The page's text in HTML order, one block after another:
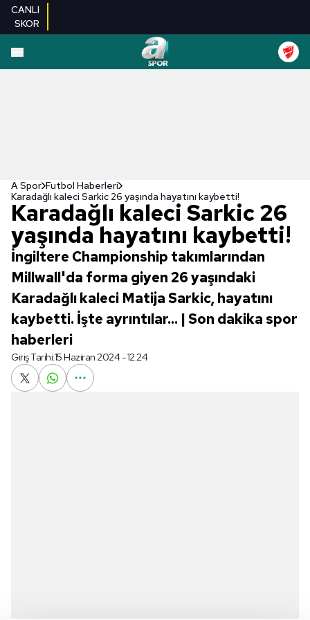
CANLI
SKOR
A Spor Futbol Haberleri
Karadağlı kaleci Sarkic 26 yaşında hayatını kaybetti!
Karadağlı kaleci Sarkic 26
yaşında hayatını kaybetti!
İngiltere Championship takımlarından
Millwall'da forma giyen 26 yaşındaki
Karadağlı kaleci Matija Sarkic, hayatını
kaybetti. İşte ayrıntılar... | Son dakika spor
haberleri
Giriş Tarihi:15 Haziran 2024 - 12:24